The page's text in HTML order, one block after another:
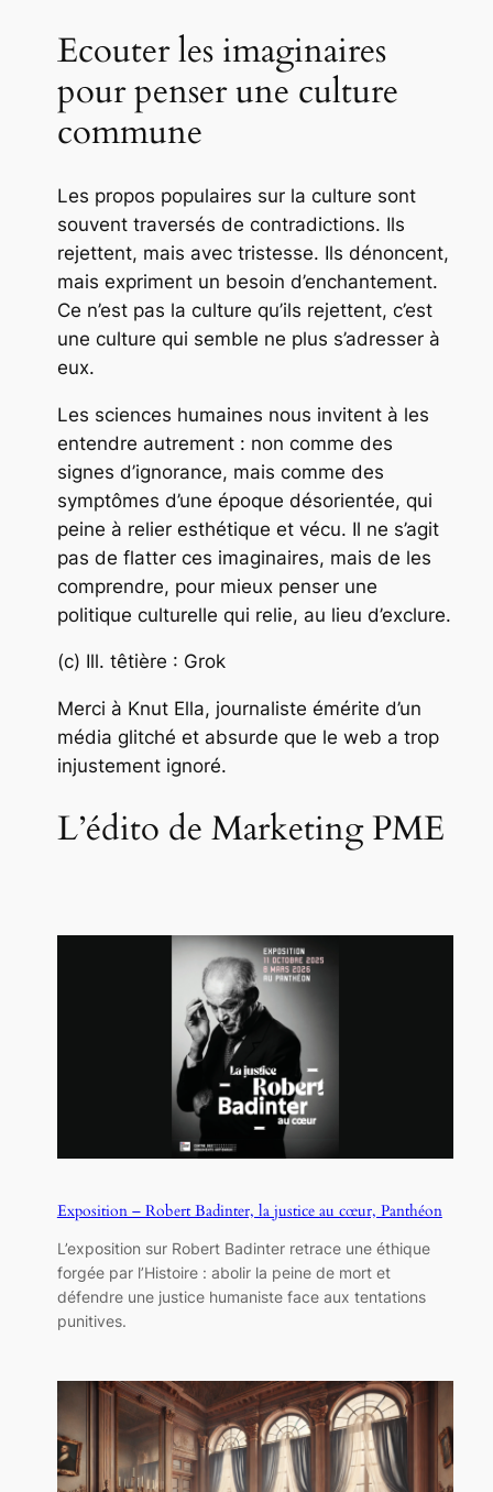
Ecouter les imaginaires
pour penser une culture
commune
Les propos populaires sur la culture sont
souvent traversés de contradictions. Ils
rejettent, mais avec tristesse. Ils dénoncent,
mais expriment un besoin d’enchantement.
Ce n’est pas la culture qu’ils rejettent, c’est
une culture qui semble ne plus s’adresser à
eux.
Les sciences humaines nous invitent à les
entendre autrement : non comme des
signes d’ignorance, mais comme des
symptômes d’une époque désorientée, qui
peine à relier esthétique et vécu. Il ne s’agit
pas de flatter ces imaginaires, mais de les
comprendre, pour mieux penser une
politique culturelle qui relie, au lieu d’exclure.
(c) Ill. têtière : Grok
Merci à Knut Ella, journaliste émérite d’un
média glitché et absurde que le web a trop
injustement ignoré.
L’édito de Marketing PME
Exposition – Robert Badinter, la justice au cœur, Panthéon
L’exposition sur Robert Badinter retrace une éthique
forgée par l’Histoire : abolir la peine de mort et
défendre une justice humaniste face aux tentations
punitives.